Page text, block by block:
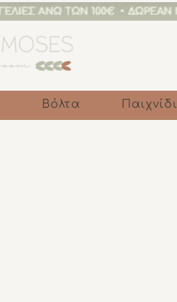
Βόλτα Παιχνίδι